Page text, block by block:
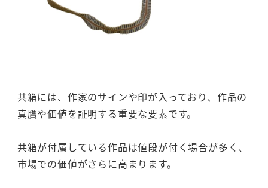
共箱には、作家のサインや印が入っており、作品の
真贋や価値を証明する重要な要素です。
共箱が付属している作品は値段が付く場合が多く、
市場での価値がさらに高まります。